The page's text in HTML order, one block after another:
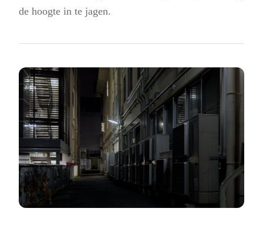
de hoogte in te jagen.